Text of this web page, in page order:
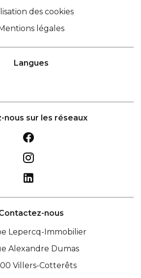
des cookies
légales
Langues
nous sur les réseaux
nous
Lepercq-Immobilier
Alexandre Dumas
Villers-Cotterêts